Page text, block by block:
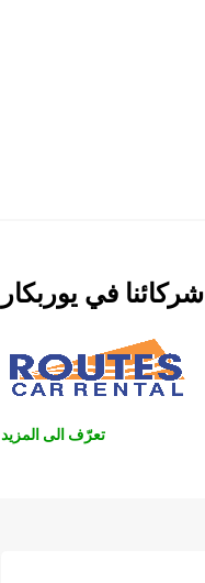
في يوربكار
تعرّف الى المزيد